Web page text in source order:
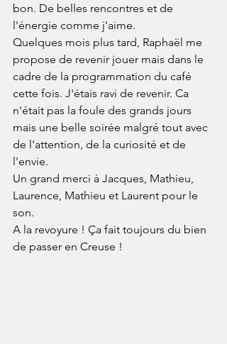
bon. De belles rencontres et de
l'énergie comme j'aime.
Quelques mois plus tard, Raphaël me
propose de revenir jouer mais dans le
cadre de la programmation du café
cette fois. J'étais ravi de revenir. Ca
n'était pas la foule des grands jours
mais une belle soirée malgré tout avec
de l'attention, de la curiosité et de
l'envie.
Un grand merci à Jacques, Mathieu,
Laurence, Mathieu et Laurent pour le
son.
A la revoyure ! Ça fait toujours du bien
de passer en Creuse !